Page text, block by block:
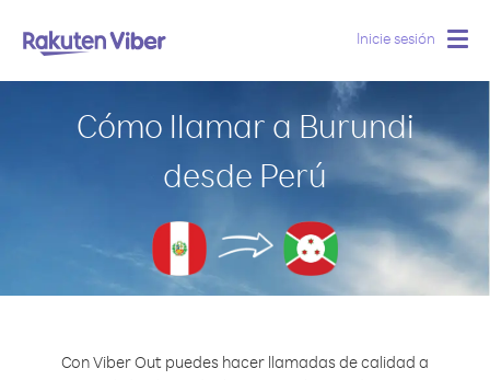
Inicie sesión
Cómo llamar a Burundi
desde Perú
Con Viber Out puedes hacer llamadas de calidad a